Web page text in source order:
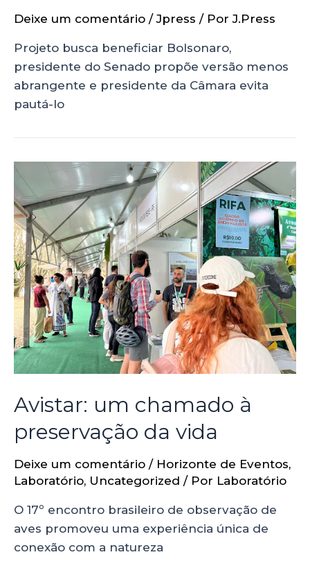
Deixe um comentário /Jpress / PorJ.Press
Projeto busca beneficiar Bolsonaro,
presidente do Senado propõe versão menos
abrangente e presidente da Câmara evita
pautá-lo
Avistar: um chamado à
preservação da vida
Deixe um comentário / Horizonte de Eventos,
Laboratório, Uncategorized / Por Laboratório
O 17º encontro brasileiro de observação de
aves promoveu uma experiência única de
conexão com a natureza